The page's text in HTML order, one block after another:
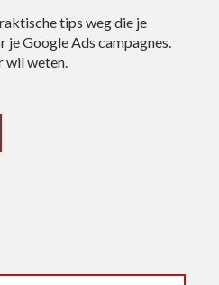
tips weg die je
Google Ads campagnes.
wil weten.